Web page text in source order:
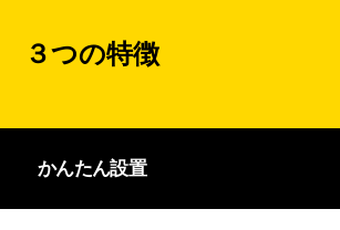
３つの特徴
かんたん設置